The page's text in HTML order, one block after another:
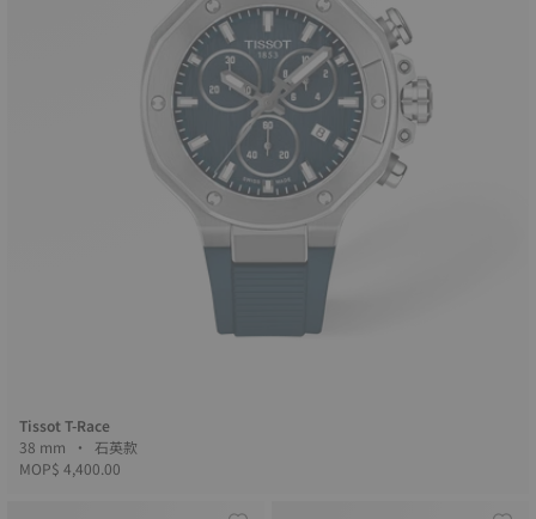
Tissot T-Race
38 mm • 石英款
MOP$ 4,400.00